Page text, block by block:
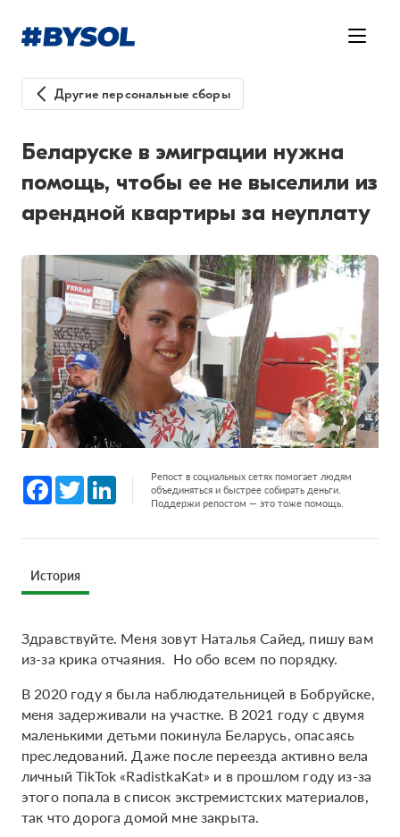
Другие персональные сборы
Беларуске в эмиграции нужна
помощь, чтобы ее не выселили из
арендной квартиры за неуплату
Facebook
Twitter LinkedInРепост в социальных сетях помогает людям
объединяться и быстрее собирать деньги.
Поддержи репостом — это тоже помощь.
История
Здравствуйте. Меня зовут Наталья Сайед, пишу вам
из-за крика отчаяния. Но обо всем по порядку.
В 2020 году я была наблюдательницей в Бобруйске,
меня задерживали на участке. В 2021 году с двумя
маленькими детьми покинула Беларусь, опасаясь
преследований. Даже после переезда активно вела
личный TikTok «RadistkaKat» и в прошлом году из-за
этого попала в список экстремистских материалов,
так что дорога домой мне закрыта.